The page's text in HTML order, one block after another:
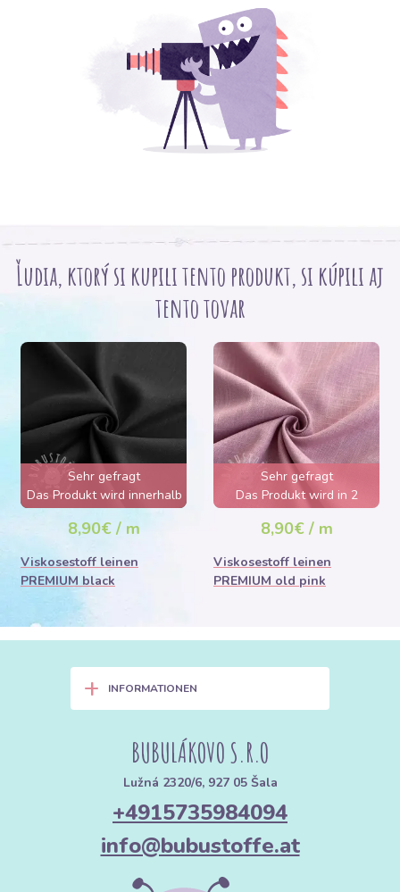
Ľudia, ktorý si kupili tento produkt, si kúpili aj
tento tovar
Sehr gefragt
Das Produkt wird innerhalb
von wenigen Stunden
ausverkauft sein
8,90€ / m
Viskosestoff leinen
PREMIUM black
Sehr gefragt
Das Produkt wird in 2
Tagen ausverkauft sein
8,90€ / m
Viskosestoff leinen
PREMIUM old pink
+ INFORMATIONEN
BUBULÁKOVO S.R.O
Lužná 2320/6, 927 05 Šala
+4915735984094
info@bubustoffe.at